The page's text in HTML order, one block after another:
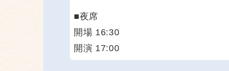
■夜席
開場 16:30
開演 17:00